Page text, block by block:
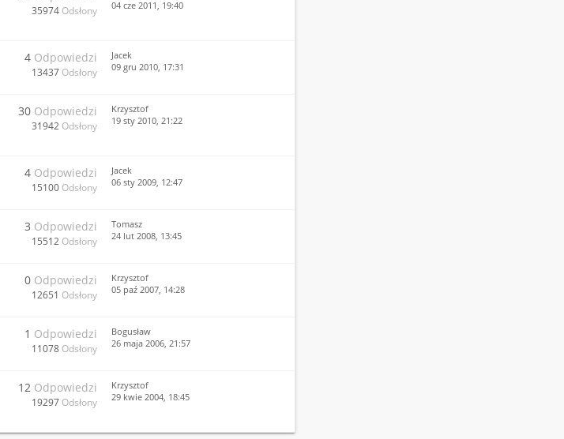
35974 Odsłony
04 cze 2011, 19:40
4 Odpowiedzi
13437 Odsłony
Jacek
09 gru 2010, 17:31
30 Odpowiedzi
31942 Odsłony
Krzysztof
19 sty 2010, 21:22
4 Odpowiedzi
15100 Odsłony
Jacek
06 sty 2009, 12:47
3 Odpowiedzi
15512 Odsłony
Tomasz
24 lut 2008, 13:45
0 Odpowiedzi
12651 Odsłony
Krzysztof
05 paź 2007, 14:28
1 Odpowiedzi
11078 Odsłony
Bogusław
26 maja 2006, 21:57
12 Odpowiedzi
19297 Odsłony
Krzysztof
29 kwie 2004, 18:45